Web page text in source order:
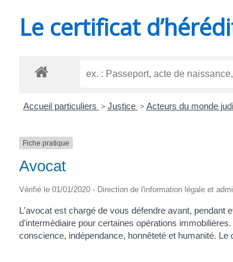
THÉNAC
Le certificat
Accueil particuliers > Justice > Acteurs du monde
Fiche pratique
Avocat
Vérifié le 01/01/2020 - Direction de l'information légale et
L'avocat est chargé de vous défendre avant, pendant
d'intermédiaire pour certaines opérations
conscience, indépendance, honnêteté et humanité.